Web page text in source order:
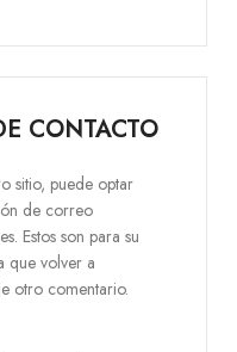
CONTACTO
sitio, puede optar
de correo
Estos son para su
que volver a
otro comentario.